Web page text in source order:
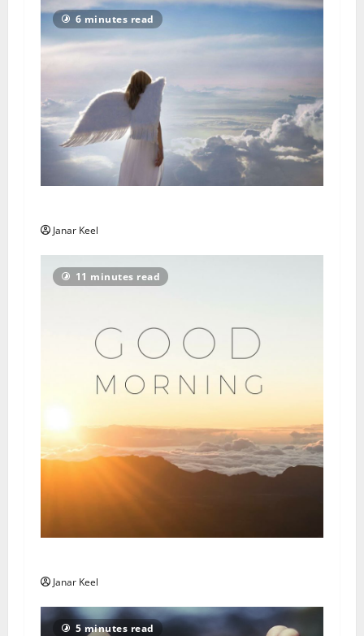
6 minutes read
Janar Keel
11 minutes read
Janar Keel
5 minutes read